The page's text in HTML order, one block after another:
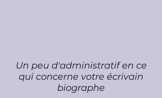
Un peu d'administratif en ce
qui concerne votre écrivain
biographe